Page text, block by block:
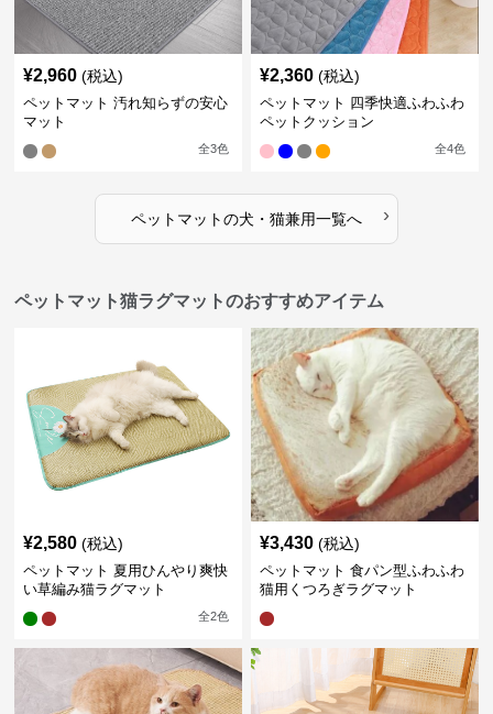
¥2,960 (税込)
ペットマット 汚れ知らずの安心
マット
全3色
¥2,360 (税込)
ペットマット 四季快適ふわふわ
ペットクッション
全4色
ペットマットの犬・猫兼用一覧へ ›
ペットマット猫ラグマットのおすすめアイテム
¥2,580 (税込)
ペットマット 夏用ひんやり爽快
い草編み猫ラグマット
全2色
¥3,430 (税込)
ペットマット 食パン型ふわふわ
猫用くつろぎラグマット